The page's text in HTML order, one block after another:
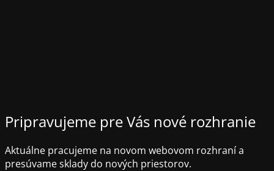
Pripravujeme pre Vás nové rozhranie
Aktuálne pracujeme na novom webovom rozhraní a
presúvame sklady do nových priestorov.